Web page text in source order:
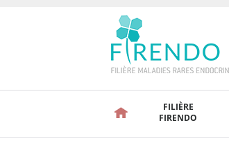
FILIÈRE
FIRENDO